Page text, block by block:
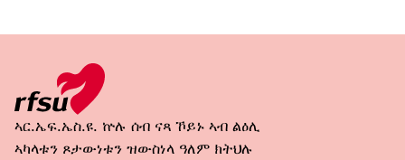
ኣር.ኤፍ.ኤስ.ዩ. ኵሉ ሰብ ናጻ ኾይኑ ኣብ ልዕሊ
ኣካላቱን ጾታውነቱን ዝውስነላ ዓለም ክትህሉ